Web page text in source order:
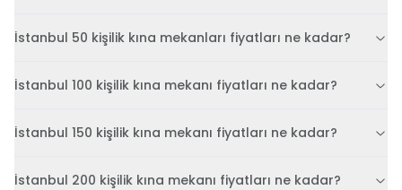
İstanbul 50 kişilik kına mekanları fiyatları ne kadar?
İstanbul 100 kişilik kına mekanı fiyatları ne kadar?
İstanbul 150 kişilik kına mekanı fiyatları ne kadar?
İstanbul 200 kişilik kına mekanı fiyatları ne kadar?